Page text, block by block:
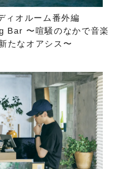
ィオルーム番外編
Bar 〜喧騒のなかで音楽
たなオアシス〜